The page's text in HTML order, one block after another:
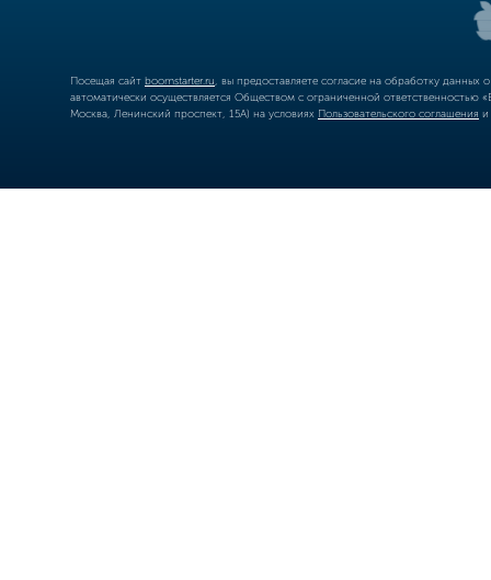
Посещая сайт boomstarter.ru , вы предоставляете согласие на обработку
автоматически осуществляется Обществом с ограниченной
Москва, Ленинский проспект, 15А) на условиях Пользовательского соглашения и